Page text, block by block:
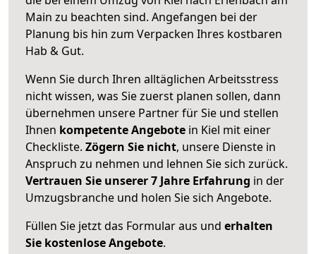
Main zu beachten sind. Angefangen bei der
Planung bis hin zum Verpacken Ihres kostbaren
Hab & Gut.
Wenn Sie durch Ihren alltäglichen Arbeitsstress
nicht wissen, was Sie zuerst planen sollen, dann
übernehmen unsere Partner für Sie und stellen
Ihnen kompetente Angebote in Kiel mit einer
Checkliste. Zögern Sie nicht, unsere Dienste in
Anspruch zu nehmen und lehnen Sie sich zurück.
Vertrauen Sie unserer 7 Jahre Erfahrung in der
Umzugsbranche und holen Sie sich Angebote.
Füllen Sie jetzt das Formular aus und erhalten
Sie kostenlose Angebote.